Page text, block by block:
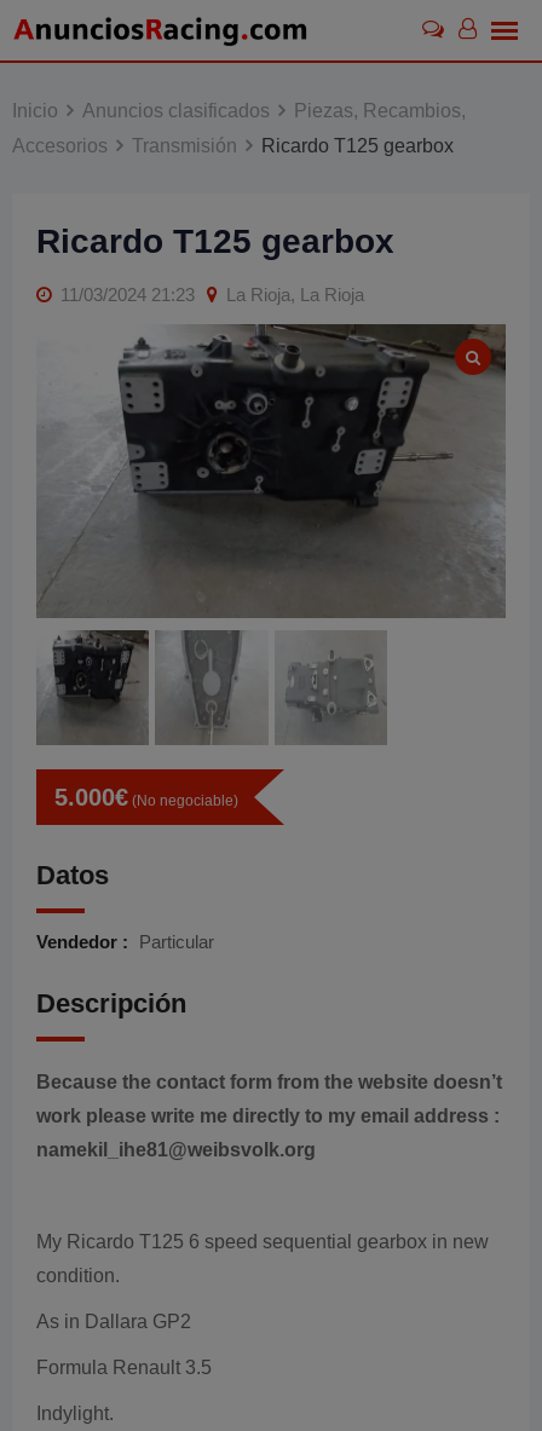
Skip
Inicio
Anuncios clasificados
Piezas, Recambios,
Accesorios
Transmisión Ricardo T125 gearbox
Ricardo T125 gearbox
11/03/2024 21:23 La Rioja, La Rioja
5.000€ (No negociable)
Datos
Vendedor : Particular
Descripción
Because the contact form from the website doesn’t
work please write me directly to my email address :
namekil_ihe81@weibsvolk.org
My Ricardo T125 6 speed sequential gearbox in new
condition.
As in Dallara GP2
Formula Renault 3.5
Indylight.